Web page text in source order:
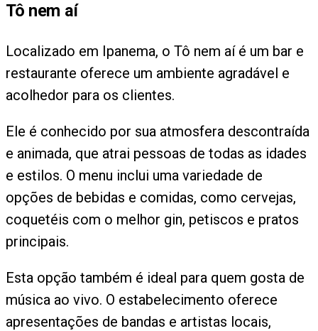
Tô nem aí
Localizado em Ipanema, o Tô nem aí é um bar e
restaurante oferece um ambiente agradável e
acolhedor para os clientes.
Ele é conhecido por sua atmosfera descontraída
e animada, que atrai pessoas de todas as idades
e estilos. O menu inclui uma variedade de
opções de bebidas e comidas, como cervejas,
coquetéis com o melhor gin, petiscos e pratos
principais.
Esta opção também é ideal para quem gosta de
música ao vivo. O estabelecimento oferece
apresentações de bandas e artistas locais,